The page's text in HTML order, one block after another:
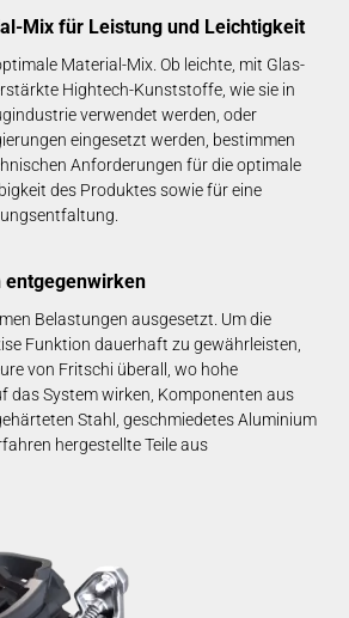
Mix für Leis­tung und Leich­tig­keit
Material-Mix. Ob leichte, mit Glas-
Hightech-Kunststoffe, wie sie in
verwendet werden, oder
eingesetzt werden, bestimmen
Anforderungen für die optimale
des Produktes sowie für eine
ent­ge­gen­wir­ken
Belastungen ausgesetzt. Um die
Funktion dauerhaft zu gewährleisten,
von Fritschi überall, wo hohe
das System wirken, Komponenten aus
Stahl, geschmiedetes Aluminium
hergestellte Teile aus